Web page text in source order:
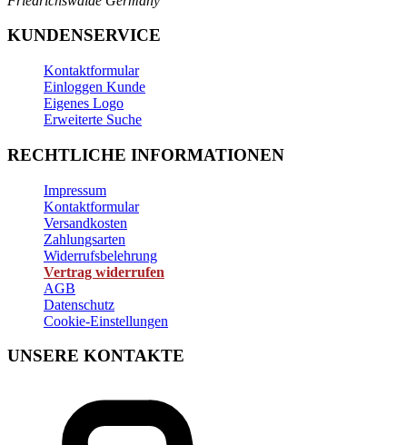
KUNDENSERVICE
Kontaktformular
Einloggen Kunde
Eigenes Logo
Erweiterte Suche
RECHTLICHE INFORMATIONEN
Impressum
Kontaktformular
Versandkosten
Zahlungsarten
Widerrufsbelehrung
Vertrag widerrufen
AGB
Datenschutz
Cookie-Einstellungen
UNSERE KONTAKTE